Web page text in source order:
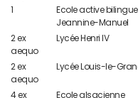
Ecole active bilingue
Jeannine-Manuel
2 ex
aequo
Lycée Henri IV
2 ex
aequo
Lycée Louis-le-
4 ex
Ecole alsacienne